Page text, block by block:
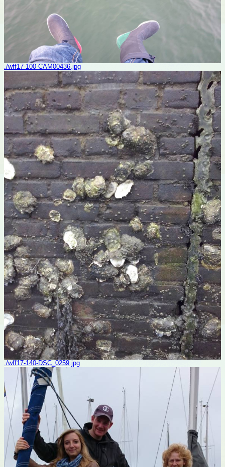
./wff17-100-CAM00436.jpg
./wff17-140-DSC_0259.jpg